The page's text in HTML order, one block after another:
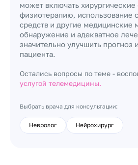
может включать хирургические
физиотерапию, использование
средств и другие медицинские
обнаружение и адекватное
значительно улучшить прогноз
пациента.
Остались вопросы по теме -
услугой телемедицины.
Выбрать врача для консультации:
Невролог Нейрохирург